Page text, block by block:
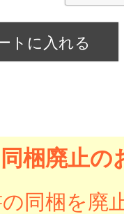
トに入れる
同梱廃止
同梱を廃